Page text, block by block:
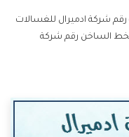
شركة ادميرال للغسالات
الساخن رقم شركة